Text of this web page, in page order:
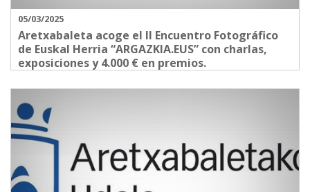
05/03/2025
Aretxabaleta acoge el II Encuentro Fotográfico
de Euskal Herria “ARGAZKIA.EUS” con charlas,
exposiciones y 4.000 € en premios.